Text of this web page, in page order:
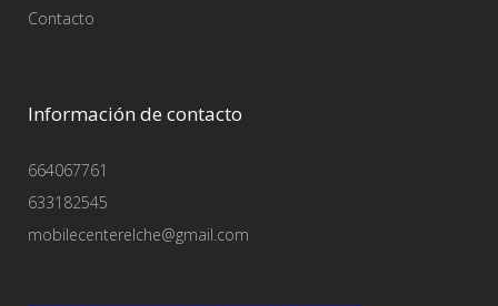
Contacto
Información de contacto
664067761
633182545
mobilecenterelche@gmail.com